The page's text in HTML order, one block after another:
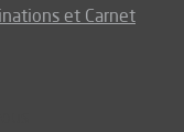
et Carnet